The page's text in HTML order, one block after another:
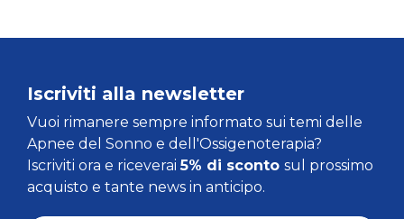
Iscriviti alla newsletter
Vuoi rimanere sempre informato sui temi delle
Apnee del Sonno e dell'Ossigenoterapia?
Iscriviti ora e riceverai5% di sconto sul prossimo
acquisto e tante news in anticipo.